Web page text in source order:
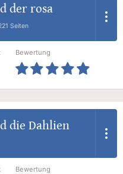
der rosa
Seiten
Bewertung
die Dahlien
Bewertung